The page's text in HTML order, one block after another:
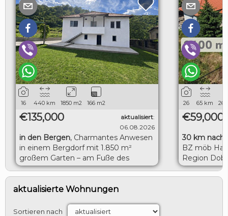
16 440 km 1850 m2 166 m2
€135,000 aktualisiert:
06.08.2026
in den Bergen, Charmantes Anwesen
in einem Bergdorf mit 1.850 m²
großem Garten – am Fuße des
Balkangebirges
26 65 km
€59,000
30 km nach
BZ möb
Region
aktualisierte Wohnungen
Sortieren nach